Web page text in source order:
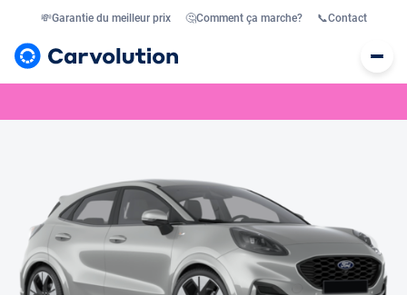
💸Garantie du meilleur prix 🤔Comment ça marche? 📞Contact